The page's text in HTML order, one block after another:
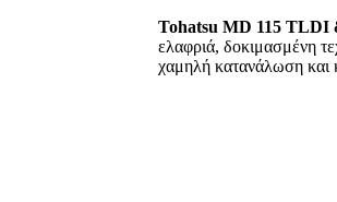
Tohatsu MD 115 TLDI
ελαφριά, δοκιμασμένη
χαμηλή κατανάλωση και